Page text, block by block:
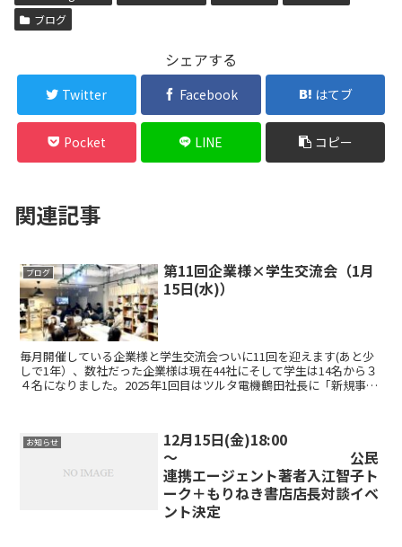
ブログ
シェアする
Twitter Facebook はてブ
Pocket LINE コピー
関連記事
ブログ
第11回企業様×学生交流会（1月
15日(水)）
毎月開催している企業様と学生交流会ついに11回を迎えます(あと少
しで1年）、数社だった企業様は現在44社にそして学生は14名から３
４名になりました。2025年1回目はツルタ電機鶴田社長に「新規事業
お知らせ
12月15日(金)18:00
～ 公民
連携エージェント著者入江智子ト
ーク＋もりねき書店店長対談イベ
ント決定